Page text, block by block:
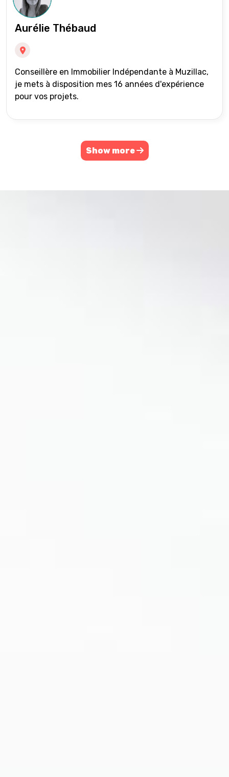
Aurélie Thébaud
Conseillère en Immobilier Indépendante à Muzillac,
je mets à disposition mes 16 années d'expérience
pour vos projets.
Show more